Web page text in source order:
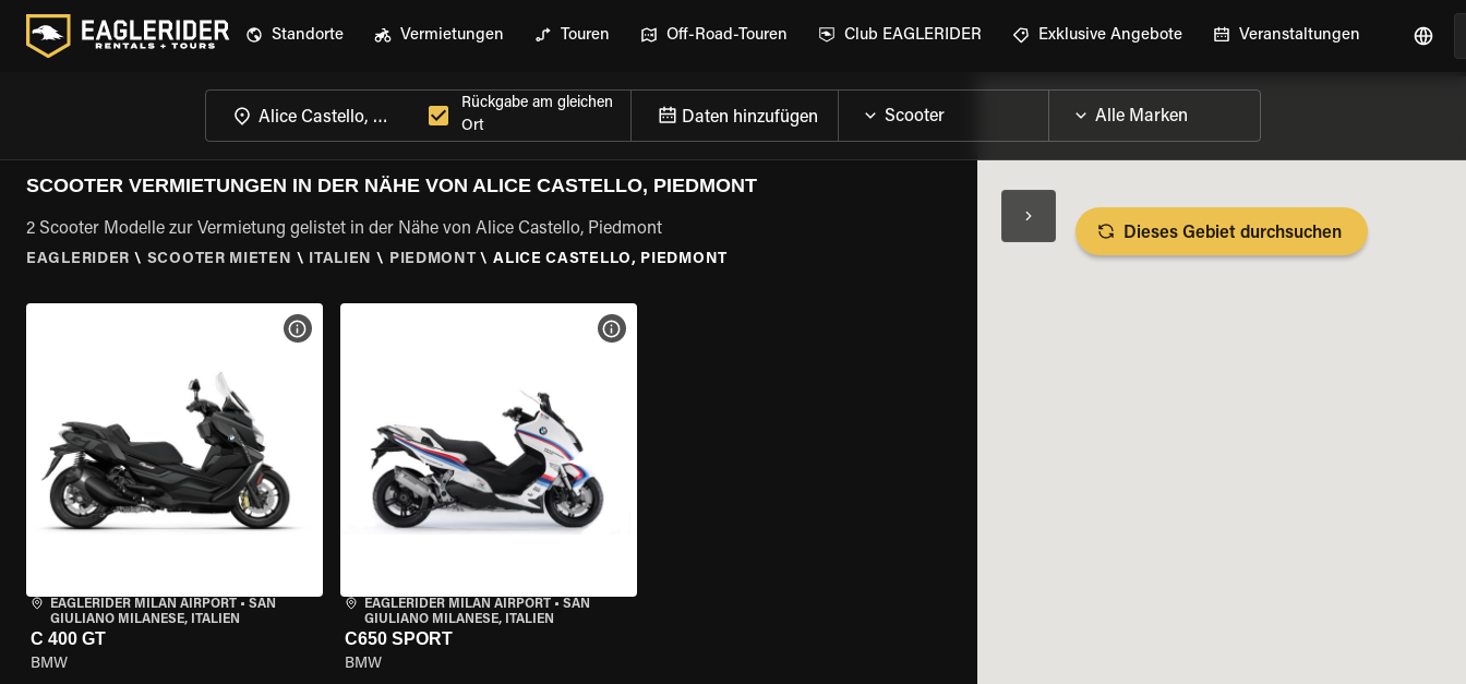
Standorte Vermietungen Touren Off-Road-Touren Club EAGLERIDER Exklusive Angebote Veranstaltungen
Rückgabe am gleichen
Ort
Daten hinzufügen
SCOOTER VERMIETUNGEN IN DER NÄHE VON ALICE CASTELLO, PIEDMONT
2 Scooter Modelle zur Vermietung gelistet in der Nähe von Alice Castello, Piedmont
EAGLERIDER \ SCOOTER MIETEN \ ITALIEN \ PIEDMONT \ ALICE CASTELLO, PIEDMONT
EAGLERIDER MILAN AIRPORT • SAN
GIULIANO MILANESE, ITALIEN
C 400 GT
BMW
MOTORRAD-DETAILS ANZEIGEN
EAGLERIDER MILAN AIRPORT• SAN
GIULIANO MILANESE, ITALIEN
C650 SPORT
BMW
MOTORRAD-DETAILS ANZEIGEN
Dieses Gebiet durchsuchen